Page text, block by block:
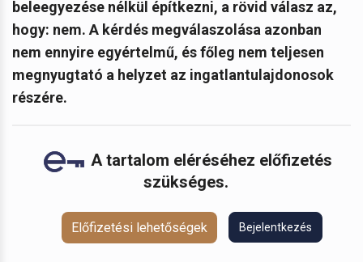
beleegyezése nélkül építkezni, a rövid válasz az,
hogy: nem. A kérdés megválaszolása azonban
nem ennyire egyértelmű, és főleg nem teljesen
megnyugtató a helyzet az ingatlantulajdonosok
részére.
A tartalom eléréséhez előfizetés
szükséges.
Előfizetési lehetőségek Bejelentkezés